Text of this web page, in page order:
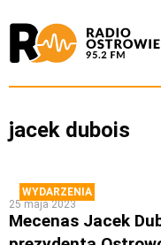
jacek dubois
WYDARZENIA
25 maja 2023
Mecenas Jacek